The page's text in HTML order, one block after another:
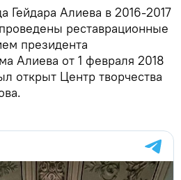
Алиева в 2016-2017
реставрационные
президента
Алиева от 1 февраля 2018
открыт Центр творчества